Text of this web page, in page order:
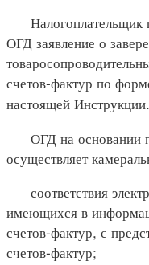
Налогоплательщик
ОГД заявление о
счетов-фактур по
настоящей Инструкции.
ОГД на основании
осуществляет
соответствия
имеющихся в
счетов-фактур, с
счетов-фактур;